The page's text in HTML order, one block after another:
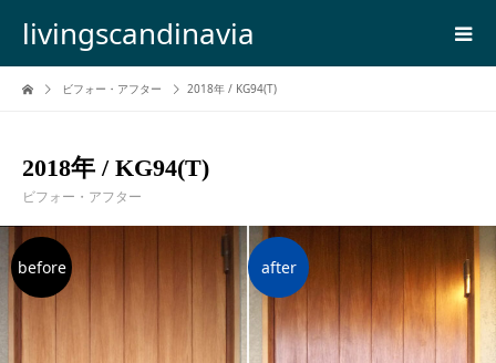
livingscandinavia
ビフォー・アフター 2018年 / KG94(T)
2018年 / KG94(T)
ビフォー・アフター